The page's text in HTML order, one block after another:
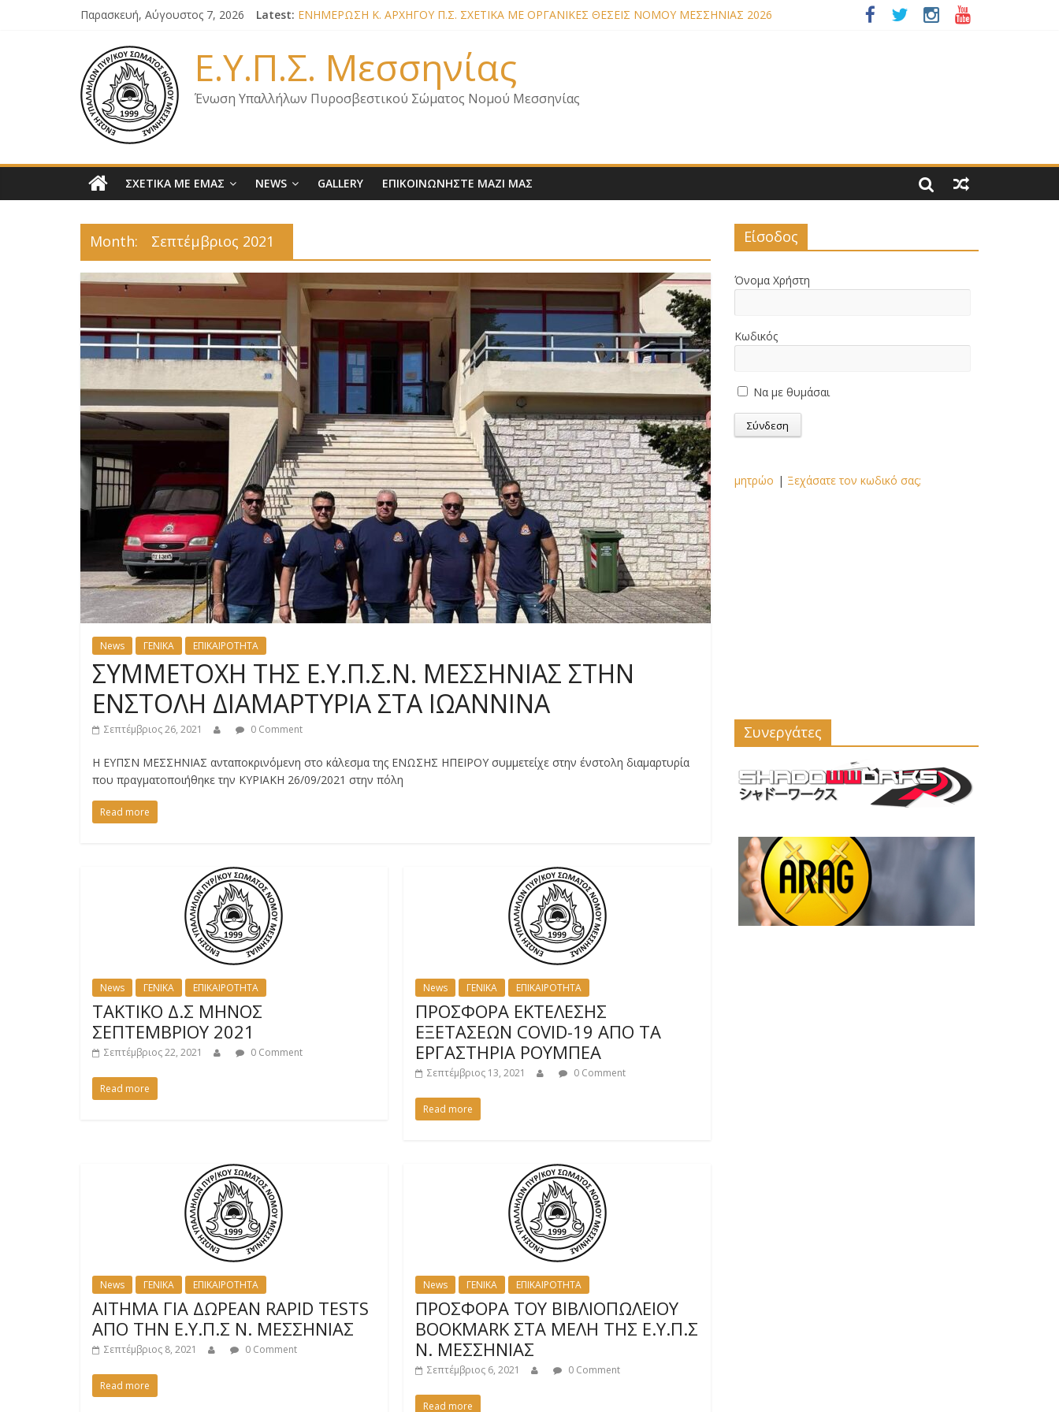
Παρασκευή, Αύγουστος 7, 2026 Latest: ΕΝΗΜΕΡΩΣΗ Κ. ΑΡΧΗΓΟΥ Π.Σ. ΣΧΕΤΙΚΑ ΜΕ ΟΡΓΑΝΙΚΕΣ ΘΕΣΕΙΣ ΝΟΜΟΥ ΜΕΣΣΗΝΙΑΣ 2026
ΕΝΗΜΕΡΩΣΗ ΜΕΛΩΝ ΓΙΑ ΕΠΙΣΚΕΨΕΙΣ ΣΩΜΑΤΕΙΟΥ
ΕΝΗΜΕΡΩΣΗ ΜΕΛΩΝ – ΕΠΙΣΚΕΨΗ ΣΤΗΝ Π.Υ. Α/Δ ΚΑΛΑΜΑΤΑΣ
ΕΠΙΣΤΟΛΗ ΓΙΑ ΣΧΕΔΙΟ ΔΑΣΩΝ 2026
Ε.Υ.Π.Σ. Μεσσηνίας
Ένωση Υπαλλήλων Πυροσβεστικού Σώματος Νομού Μεσσηνίας
ΣΧΕΤΙΚΑ ΜΕ ΕΜΑΣ NEWS GALLERY ΕΠΙΚΟΙΝΩΝΗΣΤΕ ΜΑΖΙ ΜΑΣ
Month: Σεπτέμβριος 2021
News ΓΕΝΙΚΑ ΕΠΙΚΑΙΡΟΤΗΤΑ
ΣΥΜΜΕΤΟΧΗ ΤΗΣ Ε.Υ.Π.Σ.Ν. ΜΕΣΣΗΝΙΑΣ ΣΤΗΝ
ΕΝΣΤΟΛΗ ΔΙΑΜΑΡΤΥΡΙΑ ΣΤΑ ΙΩΑΝΝΙΝΑ
Σεπτέμβριος 26, 2021 0 Comment
Η ΕΥΠΣΝ ΜΕΣΣΗΝΙΑΣ ανταποκρινόμενη στο κάλεσμα της ΕΝΩΣΗΣ ΗΠΕΙΡΟΥ συμμετείχε στην ένστολη διαμαρτυρία
που πραγματοποιήθηκε την ΚΥΡΙΑΚΗ 26/09/2021 στην πόλη
Read more
News ΓΕΝΙΚΑ ΕΠΙΚΑΙΡΟΤΗΤΑ
ΤΑΚΤΙΚΟ Δ.Σ ΜΗΝΟΣ
ΣΕΠΤΕΜΒΡΙΟΥ 2021
Σεπτέμβριος 22, 2021 0 Comment
Read more
News ΓΕΝΙΚΑ ΕΠΙΚΑΙΡΟΤΗΤΑ
ΠΡΟΣΦΟΡΑ ΕΚΤΕΛΕΣΗΣ
ΕΞΕΤΑΣΕΩΝ COVID-19 ΑΠΟ ΤΑ
ΕΡΓΑΣΤΗΡΙΑ ΡΟΥΜΠΕΑ
Σεπτέμβριος 13, 2021 0 Comment
Read more
News ΓΕΝΙΚΑ ΕΠΙΚΑΙΡΟΤΗΤΑ
ΑΙΤΗΜΑ ΓΙΑ ΔΩΡΕΑΝ RAPID TESTS
ΑΠΟ ΤΗΝ Ε.Υ.Π.Σ Ν. ΜΕΣΣΗΝΙΑΣ
Σεπτέμβριος 8, 2021 0 Comment
Read more
News ΓΕΝΙΚΑ ΕΠΙΚΑΙΡΟΤΗΤΑ
ΠΡΟΣΦΟΡΑ ΤΟΥ ΒΙΒΛΙΟΠΩΛΕΙΟΥ
BOOKMARK ΣΤΑ ΜΕΛΗ ΤΗΣ Ε.Υ.Π.Σ
Ν. ΜΕΣΣΗΝΙΑΣ
Σεπτέμβριος 6, 2021 0 Comment
Read more
Είσοδος
Όνομα Χρήστη
Κωδικός
Να με θυμάσαι
μητρώο | Ξεχάσατε τον κωδικό σας;
Συνεργάτες